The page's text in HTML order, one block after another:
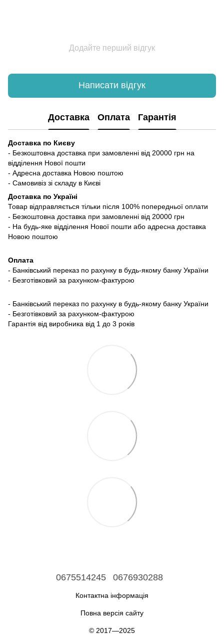
Додайте перший відгук
Написати відгук
Доставка Оплата Гарантія
Доставка по Києву
- Безкоштовна доставка при замовленні від 20000 грн на
відділення Нової пошти
- Адресна доставка Новою поштою
- Самовивіз зі складу в Києві
Доставка по Україні
Товар відправляється тільки після 100% попередньої оплати
- Безкоштовна доставка при замовленні від 20000 грн
- На будь-яке відділення Нової пошти або адресна доставка
Новою поштою
Оплата
- Банківський переказ по рахунку в будь-якому банку України
- Безготівковий за рахунком-фактурою
- Банківський переказ по рахунку в будь-якому банку України
- Безготівковий за рахунком-фактурою
Гарантія від виробника від 1 до 3 років
0675514245 0676930288
Контактна інформація
Повна версія сайту
© 2017—2025